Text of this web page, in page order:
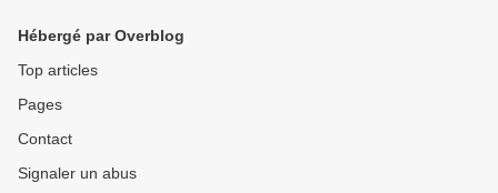
Hébergé par Overblog
Top articles
Pages
Contact
Signaler un abus